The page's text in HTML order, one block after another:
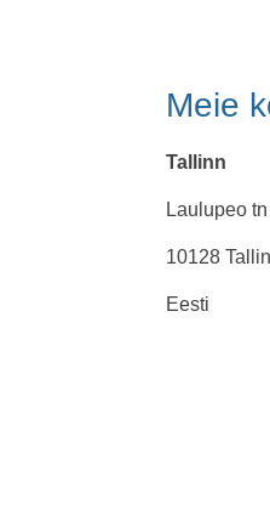
Meie
Tallinn
Laulupeo
10128
Eesti